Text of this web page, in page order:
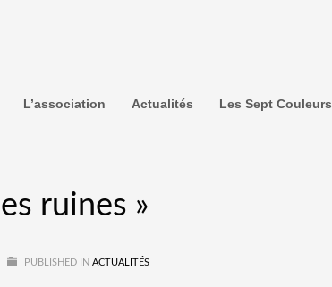
L’association Actualités Les Sept Couleurs
ruines »
PUBLISHED IN ACTUALITÉS